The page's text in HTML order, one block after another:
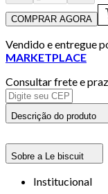
COMPRAR AGORA
Vendido e entregue
MARKETPLACE
Consultar frete e
Descrição do produto
Sobre a Le biscuit
Institucional